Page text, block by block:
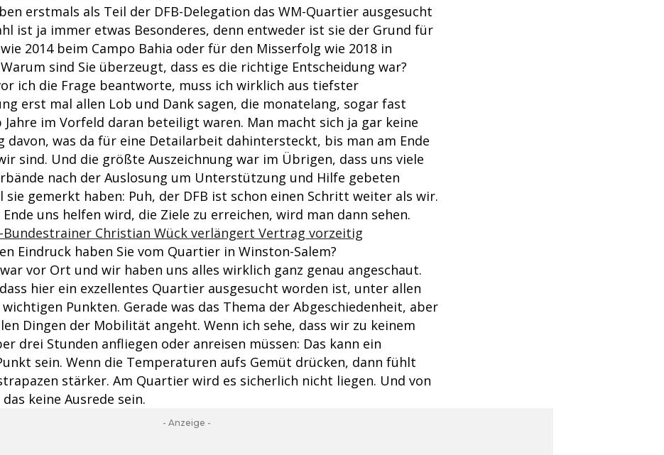
erstmals als Teil der DFB-Delegation das WM-Quartier ausgesucht
ist ja immer etwas Besonderes, denn entweder ist sie der Grund für
2014 beim Campo Bahia oder für den Misserfolg wie 2018 in
sind Sie überzeugt, dass es die richtige Entscheidung war?
ich die Frage beantworte, muss ich wirklich aus tiefster
erst mal allen Lob und Dank sagen, die monatelang, sogar fast
im Vorfeld daran beteiligt waren. Man macht sich ja gar keine
davon, was da für eine Detailarbeit dahintersteckt, bis man am Ende
sind. Und die größte Auszeichnung war im Übrigen, dass uns viele
nach der Auslosung um Unterstützung und Hilfe gebeten
sie gemerkt haben: Puh, der DFB ist schon einen Schritt weiter als wir.
Ende uns helfen wird, die Ziele zu erreichen, wird man dann sehen.
Bundestrainer Christian Wück verlängert Vertrag vorzeitig
Eindruck haben Sie vom Quartier in Winston-Salem?
vor Ort und wir haben uns alles wirklich ganz genau angeschaut.
hier ein exzellentes Quartier ausgesucht worden ist, unter allen
Punkten. Gerade was das Thema der Abgeschiedenheit, aber
Dingen der Mobilität angeht. Wenn ich sehe, dass wir zu keinem
drei Stunden anfliegen oder anreisen müssen: Das kann ein
sein. Wenn die Temperaturen aufs Gemüt drücken, dann fühlt
stärker. Am Quartier wird es sicherlich nicht liegen. Und von
keine Ausrede sein.
- Anzeige -